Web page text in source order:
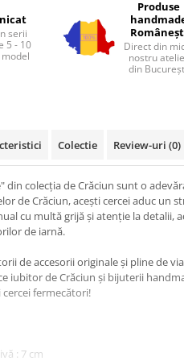
Facebook
serii
5 - 10
Produse
Direct din
nostru
din
Colectie Review-uri (0)
din colecția de Crăciun sunt o
de Crăciun, acești cercei aduc un
cu multă grijă și atenție la detalii,
de iarnă.
de accesorii originale și pline de
iubitor de Crăciun și bijuterii
fermecători!
: 7 cm